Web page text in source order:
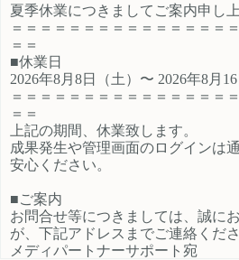
ィリ
こ
夏季休業につきましてご案内申し上
＝＝＝＝＝＝＝＝＝＝＝＝＝＝＝
＝＝
■休業日
2026年8月8日（土）〜 2026年8月16
＝＝＝＝＝＝＝＝＝＝＝＝＝＝＝
＝＝
上記の期間、休業致します。
成果発生や管理画面のログインは
安心ください。
■ご案内
お問合せ等につきましては、誠に
が、下記アドレスまでご連絡くださ
メディパートナーサポート宛